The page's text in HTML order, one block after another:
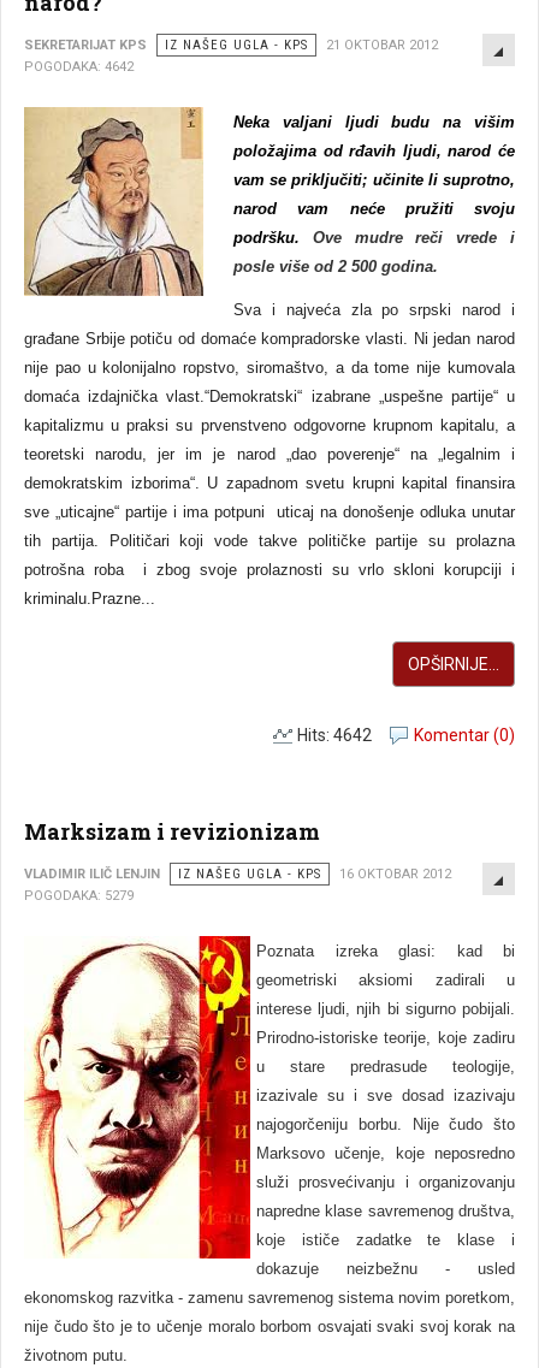
SEKRETARIJAT KPS IZ NAŠEG UGLA - KPS
21 OKTOBAR 2012
POGODAKA: 4642
Neka valjani ljudi budu na višim
položajima od rđavih ljudi, narod će
vam se priključiti; učinite li suprotno,
narod vam neće pružiti svoju
podršku. Ove mudre reči vrede i
posle više od 2 500 godina.
Sva i najveća zla po srpski narod i
građane Srbije potiču od domaće kompradorske vlasti. Ni jedan narod
nije pao u kolonijalno ropstvo, siromaštvo, a da tome nije kumovala
domaća izdajnička vlast.“Demokratski“ izabrane „uspešne partije“ u
kapitalizmu u praksi su prvenstveno odgovorne krupnom kapitalu, a
teoretski narodu, jer im je narod „dao poverenje“ na „legalnim i
demokratskim izborima“. U zapadnom svetu krupni kapital finansira
sve „uticajne“ partije i ima potpuni uticaj na donošenje odluka unutar
tih partija. Političari koji vode takve političke partije su prolazna
potrošna roba i zbog svoje prolaznosti su vrlo skloni korupciji i
kriminalu.Prazne...
OPŠIRNIJE...
Komentar (0)
Hits: 4642
Marksizam i revizionizam
VLADIMIR ILIČ LENJIN IZ NAŠEG UGLA - KPS
16 OKTOBAR 2012
POGODAKA: 5279
Poznata izreka glasi: kad bi
geometriski aksiomi zadirali u
interese ljudi, njih bi sigurno pobijali.
Prirodno-istoriske teorije, koje zadiru
u stare predrasude teologije,
izazivale su i sve dosad izazivaju
najogorčeniju borbu. Nije čudo što
Marksovo učenje, koje neposredno
služi prosvećivanju i organizovanju
napredne klase savremenog društva,
koje ističe zadatke te klase i
dokazuje neizbežnu - usled
ekonomskog razvitka - zamenu savremenog sistema novim poretkom,
nije čudo što je to učenje moralo borbom osvajati svaki svoj korak na
životnom putu.